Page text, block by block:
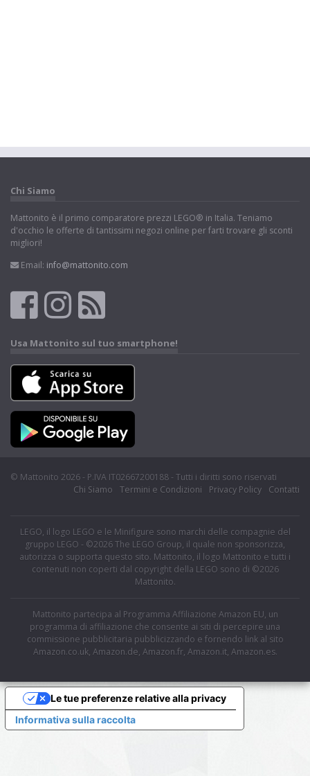
Chi Siamo
Mattonito è il primo comparatore prezzi LEGO® in Italia. Teniamo
d'occhio le offerte di tantissimi negozi online per farti trovare gli sconti
migliori!
Email: info@mattonito.com
Usa Mattonito sul tuo smartphone!
© Mattonito 2026 - P.IVA IT02667200188 - Tutti i diritti sono riservati
Chi Siamo
Termini e Condizioni Privacy Policy Contatti
LEGO, il logo LEGO e le Minifigure sono marchi delle compagnie del
gruppo LEGO - ©2026 The LEGO Group, il quale non sponsorizza,
autorizza o supporta questo sito. Mattonito, il logo Mattonito e tutti i
contenuti non coperti dal copyright della LEGO sono di ©2026
Mattonito.
Mattonito partecipa al Programma Affiliazione Amazon EU, un
programma di affiliazione che consente ai siti di percepire una
commissione pubblicitaria pubblicizzando e fornendo link al sito
Amazon.co.uk, Amazon.de, Amazon.fr, Amazon.it, Amazon.es.
Informativa sulla raccolta
Le tue preferenze relative alla privacy